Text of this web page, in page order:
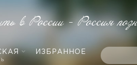
ИЗБРАННОЕ
в России - Россия